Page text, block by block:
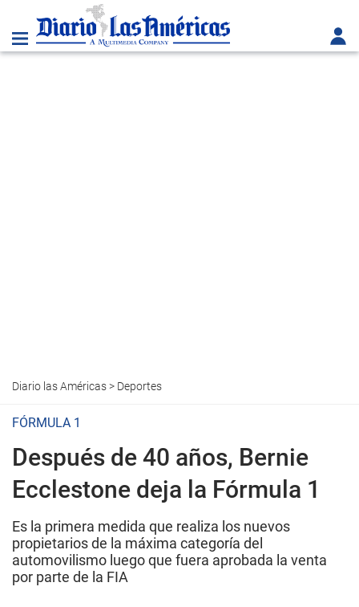
Diario las Américas> Deportes
FÓRMULA 1
Después de 40 años, Bernie
Ecclestone deja la Fórmula 1
Es la primera medida que realiza los nuevos
propietarios de la máxima categoría del
automovilismo luego que fuera aprobada la venta
por parte de la FIA